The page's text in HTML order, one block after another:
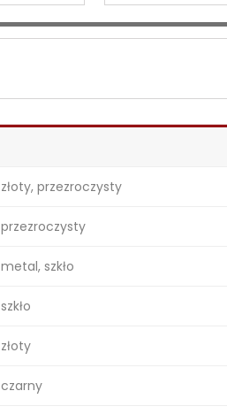
złoty, przezroczysty
przezroczysty
metal, szkło
szkło
złoty
czarny